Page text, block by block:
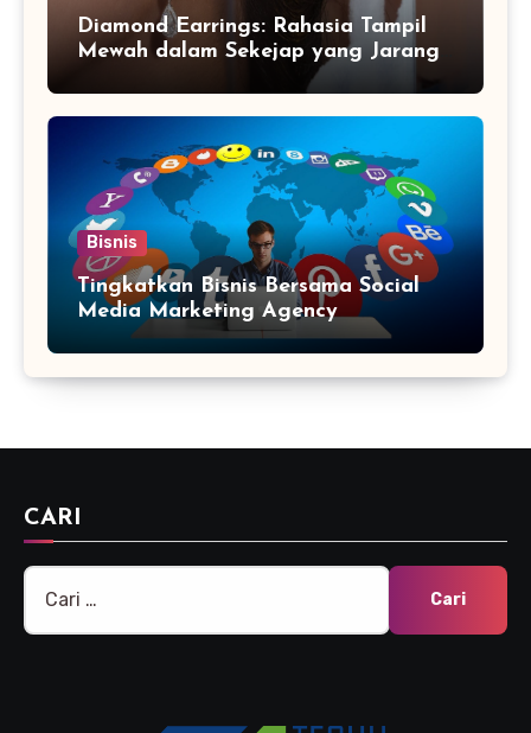
Diamond Earrings: Rahasia Tampil
Mewah dalam Sekejap yang Jarang
Bisnis
Tingkatkan Bisnis Bersama Social
Media Marketing Agency
CARI
Cari